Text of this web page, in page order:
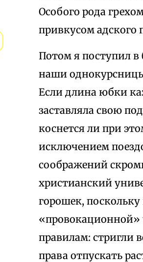
Особого рода
привкусом адского
Потом я поступил
наши
Если длина юбки
заставляла свою
коснется ли при
исключением
соображений
христианский
горошек,
«провокационной»
правилам: стригли
права отпускать